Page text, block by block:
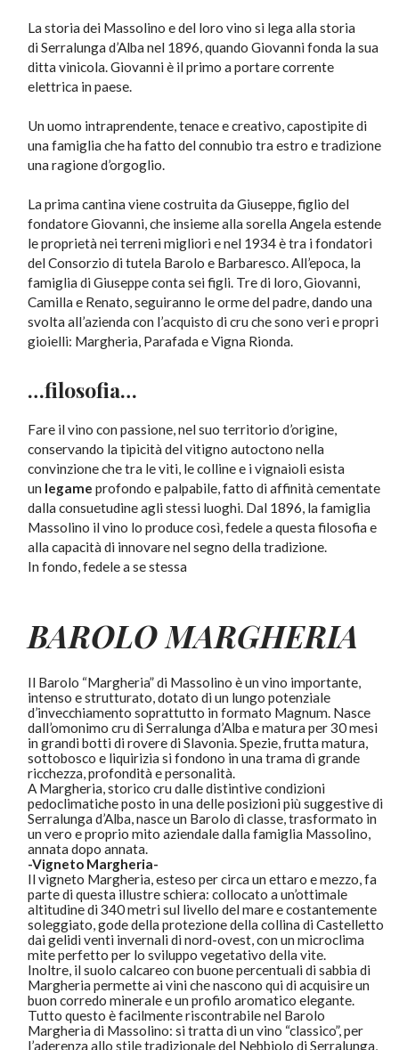
Lastoriadei Massolino e del loro vino si lega alla storia
diSerralunga d’Albanel 1896, quandoGiovannifonda la sua
ditta vinicola. Giovanni è il primo a portare corrente
elettrica in paese.
Un uomo intraprendente,tenaceecreativo, capostipite di
una famiglia che ha fatto del connubio tra estro e tradizione
una ragione d’orgoglio.
La primacantinaviene costruita da Giuseppe, figlio del
fondatore Giovanni, che insieme alla sorella Angela estende
le proprietà nei terreni migliori e nel 1934 è tra i fondatori
delConsorzio di tutela Barolo e Barbaresco. All’epoca, la
famiglia di Giuseppe conta sei figli. Tre di loro, Giovanni,
Camilla e Renato, seguiranno le orme del padre, dando una
svolta all’azienda con l’acquisto dicruche sono veri e propri
gioielli: Margheria, Parafada e Vigna Rionda.
…filosofia…
Fare il vino conpassione, nel suoterritorio d’origine,
conservando latipicitàdel vitigno autoctono nella
convinzione che tra le viti, le colline e i vignaioli esista
un legame profondo e palpabile, fatto di affinità cementate
dalla consuetudine agli stessi luoghi. Dal 1896, la famiglia
Massolino il vino lo produce così,fedelea questa filosofia e
alla capacità di innovare nel segno dellatradizione.
In fondo, fedele a se stessa
BAROLOMARGHERIA
Il Barolo “Margheria” di Massolino è un vino importante,
intenso e strutturato, dotato di un lungo potenziale
d’invecchiamento soprattutto in formato Magnum. Nasce
dall’omonimo cru di Serralunga d’Alba e matura per 30 mesi
in grandi botti di rovere di Slavonia. Spezie, frutta matura,
sottobosco e liquirizia si fondono in una trama di grande
ricchezza, profondità e personalità.
A Margheria, storico cru dalle distintive condizioni
pedoclimatiche posto in una delle posizioni più suggestive di
Serralunga d’Alba, nasce un Barolo di classe, trasformato in
un vero e proprio mito aziendale dalla famiglia Massolino,
annata dopo annata.
-Vigneto Margheria-
Il vigneto Margheria, esteso per circa un ettaro e mezzo, fa
parte di questa illustre schiera: collocato a un’ottimale
altitudine di 340 metri sul livello del mare e costantemente
soleggiato, gode della protezione della collina di Castelletto
dai gelidi venti invernali di nord-ovest, con un microclima
mite perfetto per lo sviluppo vegetativo della vite.
Inoltre, il suolo calcareo con buone percentuali di sabbia di
Margheria permette ai vini che nascono qui di acquisire un
buon corredo minerale e un profilo aromatico elegante.
Tutto questo è facilmente riscontrabile nel Barolo
Margheria di Massolino: si tratta di un vino “classico”, per
l’aderenza allo stile tradizionale del Nebbiolo di Serralunga,